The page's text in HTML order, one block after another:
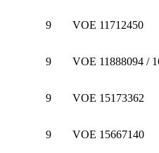
9 VOE 11712450
9 VOE 11888094 /
9 VOE 15173362
9 VOE 15667140